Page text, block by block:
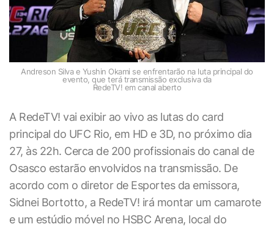
Andreson Silva e Yushin Okami se enfrentarão na luta principal do
evento, que terá transmissão exclusiva da
RedeTV! em canal aberto
A RedeTV! vai exibir ao vivo as lutas do card
principal do UFC Rio, em HD e 3D, no próximo dia
27, às 22h. Cerca de 200 profissionais do canal de
Osasco estarão envolvidos na transmissão. De
acordo com o diretor de Esportes da emissora,
Sidnei Bortotto, a RedeTV! irá montar um camarote
e um estúdio móvel no HSBC Arena, local do